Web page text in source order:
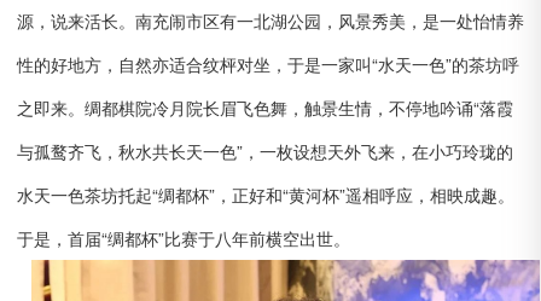
源，说来活长。南充闹市区有一北湖公园，风景秀美，是一处怡情养
性的好地方，自然亦适合纹枰对坐，于是一家叫“水天一色”的茶坊呼
之即来。绸都棋院冷月院长眉飞色舞，触景生情，不停地吟诵“落霞
与孤鹜齐飞，秋水共长天一色”，一枚设想天外飞来，在小巧玲珑的
水天一色茶坊托起“绸都杯”，正好和“黄河杯”遥相呼应，相映成趣。
于是，首届“绸都杯”比赛于八年前横空出世。